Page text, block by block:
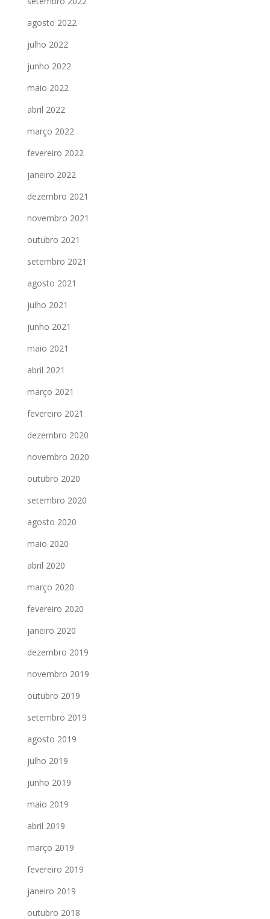
agosto 2022
julho 2022
junho 2022
maio 2022
abril 2022
março 2022
fevereiro 2022
janeiro 2022
dezembro 2021
novembro 2021
outubro 2021
setembro 2021
agosto 2021
julho 2021
junho 2021
maio 2021
abril 2021
março 2021
fevereiro 2021
dezembro 2020
novembro 2020
outubro 2020
setembro 2020
agosto 2020
maio 2020
abril 2020
março 2020
fevereiro 2020
janeiro 2020
dezembro 2019
novembro 2019
outubro 2019
setembro 2019
agosto 2019
julho 2019
junho 2019
maio 2019
abril 2019
março 2019
fevereiro 2019
janeiro 2019
outubro 2018